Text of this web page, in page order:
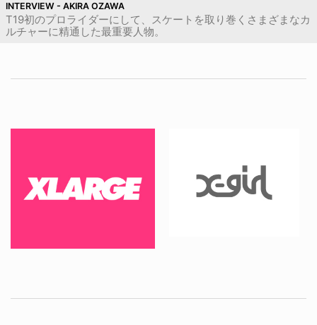
INTERVIEW - AKIRA OZAWA
T19初のプロライダーにして、スケートを取り巻くさまざまなカ
ルチャーに精通した最重要人物。